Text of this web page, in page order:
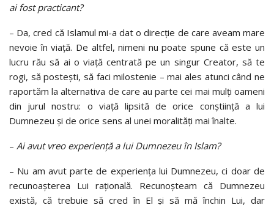
ai fost practicant?
– Da, cred că Islamul mi-a dat o direcție de care aveam mare
nevoie în viață. De altfel, nimeni nu poate spune că este un
lucru rău să ai o viață centrată pe un singur Creator, să te
rogi, să postești, să faci milostenie – mai ales atunci când ne
raportăm la alternativa de care au parte cei mai mulți oameni
din jurul nostru: o viață lipsită de orice conștiință a lui
Dumnezeu și de orice sens al unei moralități mai înalte.
– Ai avut vreo experiență a lui Dumnezeu în Islam?
– Nu am avut parte de experiența lui Dumnezeu, ci doar de
recunoașterea Lui rațională. Recunoșteam că Dumnezeu
există, că trebuie să cred în El și să mă închin Lui, dar